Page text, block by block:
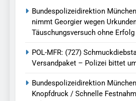
Bundespolizeidirektion
nimmt Georgier wegen
Täuschungsversuch ohne Erfolg
POL-MFR: (727)
Versandpaket – Polizei bittet
Bundespolizeidirektion
Knopfdruck / Schnelle